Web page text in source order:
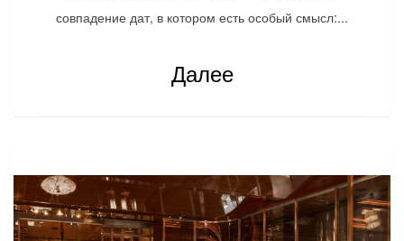
совпадение дат, в котором есть особый смысл:...
Далее